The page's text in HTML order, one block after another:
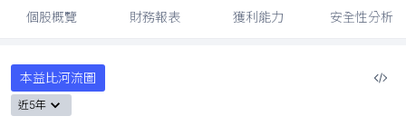
個股概覽 財務報表 獲利能力 安全性分析
本益比河流圖
近5年